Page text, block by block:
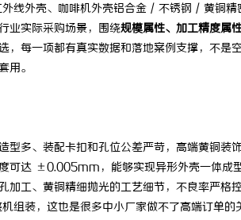
线外壳、咖啡机外壳铝合金 / 不锈钢 / 黄铜
业实际采购场景，围绕规模属性、加工精度属
，每一项都有真实数据和落地案例支撑，不
用。
型多、装配卡扣和孔位公差严苛，高端黄铜
可达 ±0.005mm，能够实现异形外壳一体成
加工、黄铜精细抛光的工艺细节，不良率严
组装，这也是很多中小厂家做不了高端订单的